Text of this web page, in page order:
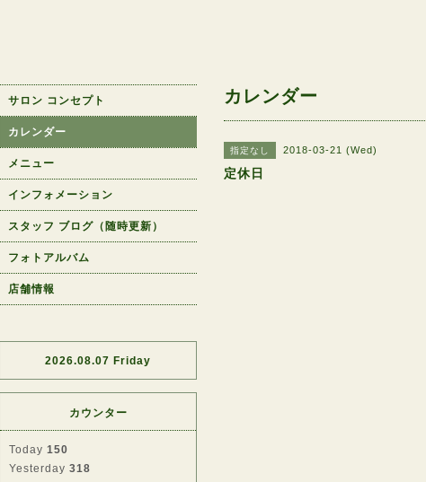
カレンダー
指定なし 2018-03-21 (Wed)
定休日
サロン コンセプト
カレンダー
メニュー
インフォメーション
スタッフ ブログ（随時更新）
フォトアルバム
店舗情報
2026.08.07 Friday
カウンター
Today 150
Yesterday 318